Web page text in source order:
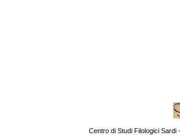
Centro di Studi Filologici Sardi